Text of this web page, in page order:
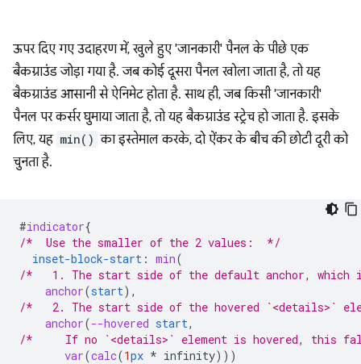
ऊपर दिए गए उदाहरण में, खुले हुए 'जानकारी' पैनल के पीछे एक
बैकग्राउंड जोड़ा गया है. जब कोई दूसरा पैनल खोला जाता है, तो यह
बैकग्राउंड आसानी से ऐनिमेट होता है. साथ ही, जब किसी 'जानकारी'
पैनल पर कर्सर घुमाया जाता है, तो यह बैकग्राउंड स्ट्रेच हो जाता है. इसके
लिए, यह min() का इस्तेमाल करके, दो ऐंकर के बीच की छोटी दूरी को
चुनता है.
#indicator{
/*  Use the smaller of the 2 values:  */
inset-block-start : min(
/*   1. The start side of the default anchor, which
anchor(start),
/*   2. The start side of the hovered `<details>`
anchor(--hovered start,
/*     If no `<details>` element is hovered, this
var(calc(1px * infinity)))